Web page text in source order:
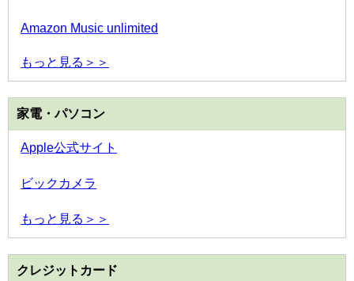
Amazon Music unlimited
もっと見る＞＞
家電・パソコン
Apple公式サイト
ビックカメラ
もっと見る＞＞
クレジットカード